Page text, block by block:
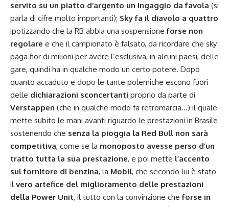
servito su un piatto d’argento un ingaggio da favola (si
parla di cifre molto importanti); Sky fa il diavolo a quattro
ipotizzando che la RB abbia una sospensioneforse non
regolare e che il campionato è falsato, da ricordare che sky
paga fior di milioni per avere l’esclusiva, in alcuni paesi, delle
gare, quindi ha in qualche modo un certo potere. Dopo
quanto accaduto e dopo le tante polemiche escono fuori
delle dichiarazioni sconcertanti proprio da parte di
Verstappen (che in qualche modo fa retromarcia…) il quale
mette subito le mani avanti riguardo le prestazioni in Brasile
sostenendo che senza la pioggia la Red Bull non sarà
competitiva, come se la monoposto avesse perso d’un
tratto tutta la sua prestazione, e poi mette l’accento
sul fornitore di benzina, la Mobil, che secondo lui è stato
ilvero artefice del miglioramento delle prestazioni
della Power Unit, il tutto con la convinzione cheforse in